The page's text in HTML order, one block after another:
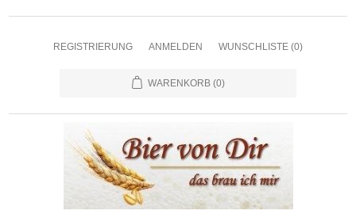
REGISTRIERUNG ANMELDEN WUNSCHLISTE (0)
WARENKORB (0)